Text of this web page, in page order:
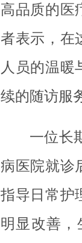
高品质的医
者表示，在
人员的温暖
续的随访服
一位长
病医院就诊
指导日常护
明显改善，